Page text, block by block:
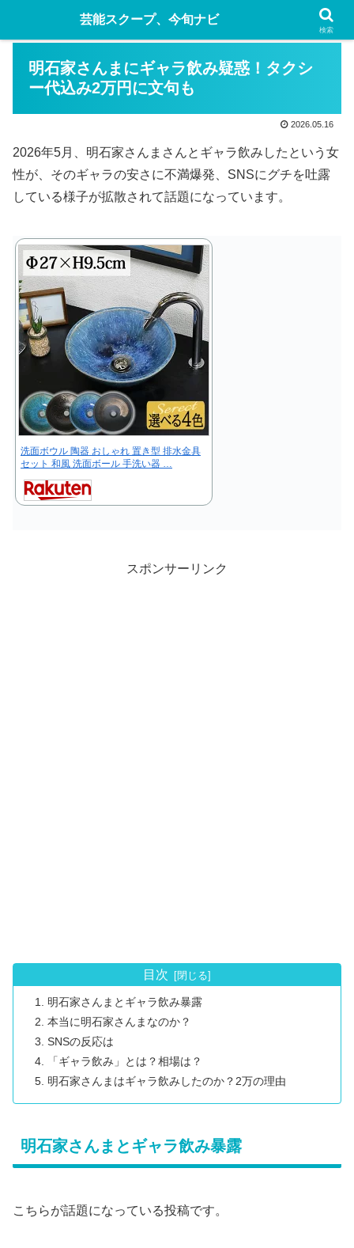
明石家さんまにギャラ飲み疑惑！タクシ
ー代込み2万円に文句も
2026.05.16
2026年5月、明石家さんまさんとギャラ飲みしたという女
性が、そのギャラの安さに不満爆発、SNSにグチを吐露
している様子が拡散されて話題になっています。
洗面ボウル 陶器 おしゃれ 置き型 排水金具
セット 和風 洗面ボール 手洗い器 …
スポンサーリンク
目次
明石家さんまとギャラ飲み暴露
本当に明石家さんまなのか？
SNSの反応は
「ギャラ飲み」とは？相場は？
明石家さんまはギャラ飲みしたのか？2万の理由
明石家さんまとギャラ飲み暴露
こちらが話題になっている投稿です。
芸能スクープ、今旬ナビ
検索